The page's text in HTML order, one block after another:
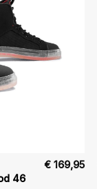
46
€169,95